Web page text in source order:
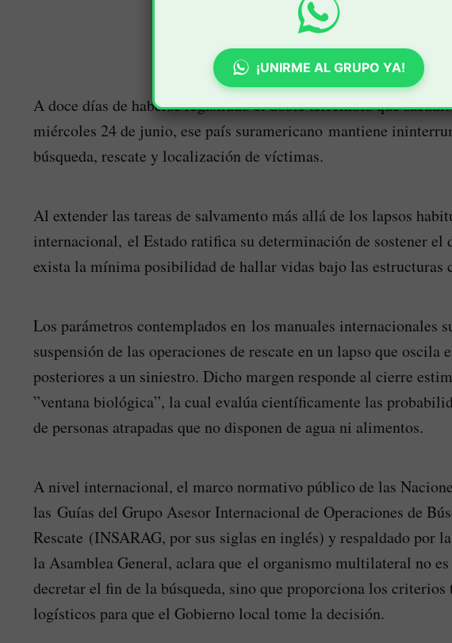
A doce días de haberse registrado el doble terremoto que
miércoles 24 de junio, ese país suramericano mantiene
búsqueda, rescate y localización de víctimas.
Al extender las tareas de salvamento más allá de los lapsos
internacional, el Estado ratifica su determinación de sostener el
exista la mínima posibilidad de hallar vidas bajo las estructuras
Los parámetros contemplados en los manuales internacionales
suspensión de las operaciones de rescate en un lapso que oscila
posteriores a un siniestro. Dicho margen responde al cierre
”ventana biológica”, la cual evalúa científicamente las
de personas atrapadas que no disponen de agua ni alimentos.
A nivel internacional, el marco normativo público de las
las Guías del Grupo Asesor Internacional de Operaciones de
Rescate (INSARAG, por sus siglas en inglés) y respaldado por
la Asamblea General, aclara que el organismo multilateral no es
decretar el fin de la búsqueda, sino que proporciona los criterios
logísticos para que el Gobierno local tome la decisión.
¡UNIRME AL GRUPO YA!